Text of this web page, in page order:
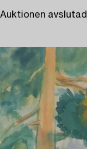
Auktionen avslutad